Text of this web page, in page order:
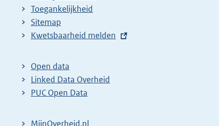
Toegankelijkheid
Sitemap
E
t
e
r
Kwetsbaarheid melden
Open data
Linked Data Overheid
PUC Open Data
MijnOverheid.nl